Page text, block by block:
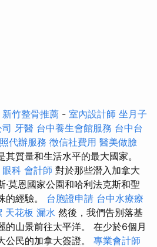
新竹整骨推薦 - 室內設計師 坐月子
牙醫 台中養生會館服務 台中台
代辦服務 徵信社費用 醫美做臉
質量和生活水平的最大國家。
眼科 會計師 對於那些潛入加拿大
·莫恩國家公園和哈利法克斯和聖
的經驗。 台胞證申請 台中水療療
天花板 漏水 然後，我們告別落基
的山景前往太平洋。 在少於6個月
公民的加拿大簽證。 專業會計師